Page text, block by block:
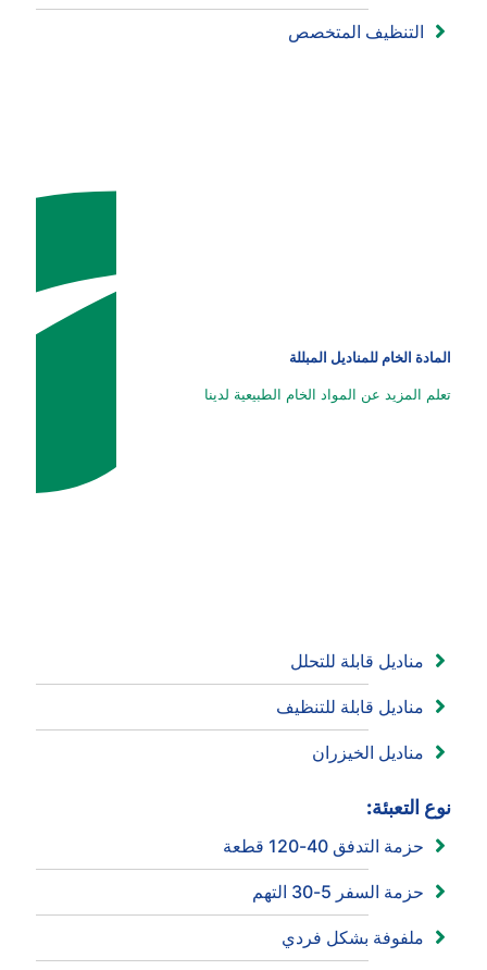
التنظيف المتخصص
المادة الخام للمناديل المبللة
تعلم المزيد عن المواد الخام الطبيعية لدينا
مناديل قابلة للتحلل
مناديل قابلة للتنظيف
مناديل الخيزران
نوع التعبئة:
حزمة التدفق 40-120 قطعة
حزمة السفر 5-30 التهم
ملفوفة بشكل فردي